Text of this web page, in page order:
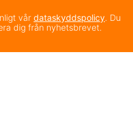
vår dataskyddspolicy. Du
dig från nyhetsbrevet.